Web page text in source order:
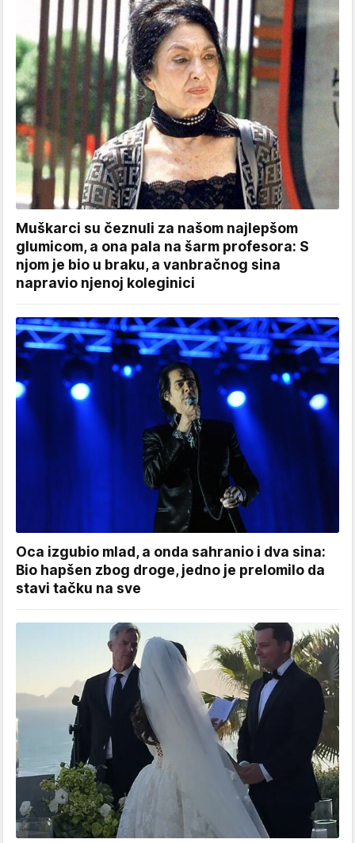
Muškarci su čeznuli za našom najlepšom
glumicom, a ona pala na šarm profesora: S
njom je bio u braku, a vanbračnog sina
napravio njenoj koleginici
Oca izgubio mlad, a onda sahranio i dva sina:
Bio hapšen zbog droge, jedno je prelomilo da
stavi tačku na sve